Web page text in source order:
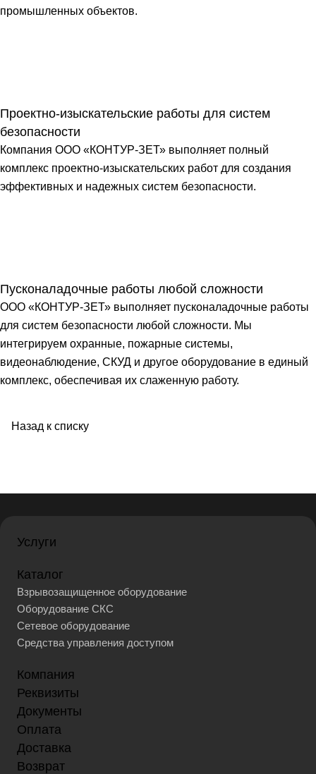
промышленных объектов.
Проектно-изыскательские работы для систем
безопасности
Компания ООО «КОНТУР-ЗЕТ» выполняет полный
комплекс проектно-изыскательских работ для создания
эффективных и надежных систем безопасности.
Пусконаладочные работы любой сложности
ООО «КОНТУР-ЗЕТ» выполняет пусконаладочные работы
для систем безопасности любой сложности. Мы
интегрируем охранные, пожарные системы,
видеонаблюдение, СКУД и другое оборудование в единый
комплекс, обеспечивая их слаженную работу.
Назад к списку
Услуги
Каталог
Взрывозащищенное оборудование
Оборудование СКС
Сетевое оборудование
Средства управления доступом
Компания
Реквизиты
Документы
Оплата
Доставка
Возврат